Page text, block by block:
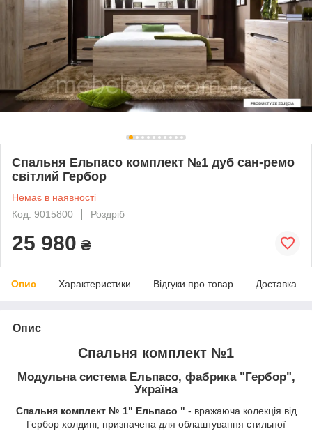
Спальня Ельпасо комплект №1 дуб сан-ремо
світлий Гербор
Немає в наявності
Код: 9015800
Роздріб
25 980 ₴
Опис Характеристики Відгуки про товар Доставка
Опис
Спальня комплект №1
Модульна система Ельпасо, фабрика "Гербор",
Україна
Спальня комплект № 1" Ельпасо " - вражаюча колекція від
Гербор холдинг, призначена для облаштування стильної